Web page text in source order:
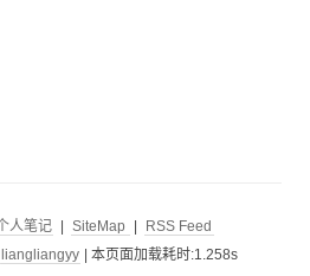
人笔记 SiteMap
RSS Feed
liangliangyy |本页面加载耗时:1.258s